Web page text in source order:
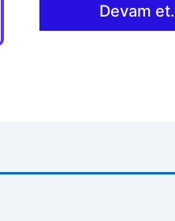
Devam et.